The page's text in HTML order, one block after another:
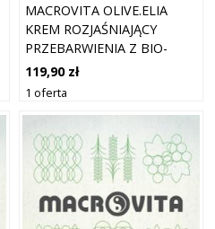
MACROVITA OLIVE.ELIA
KREM ROZJAŚNIAJĄCY
PRZEBARWIENIA Z BIO-
OLIWĄ I MĄCZNICĄ
LEKARSKĄ 50ML
119,90 zł
1 oferta